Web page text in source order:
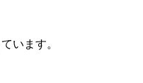
います。